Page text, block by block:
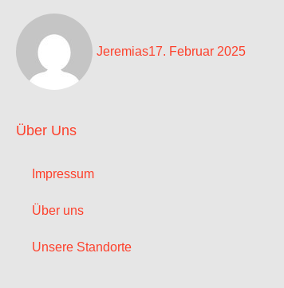
Jeremias17. Februar 2025
Über Uns
Impressum
Über uns
Unsere Standorte